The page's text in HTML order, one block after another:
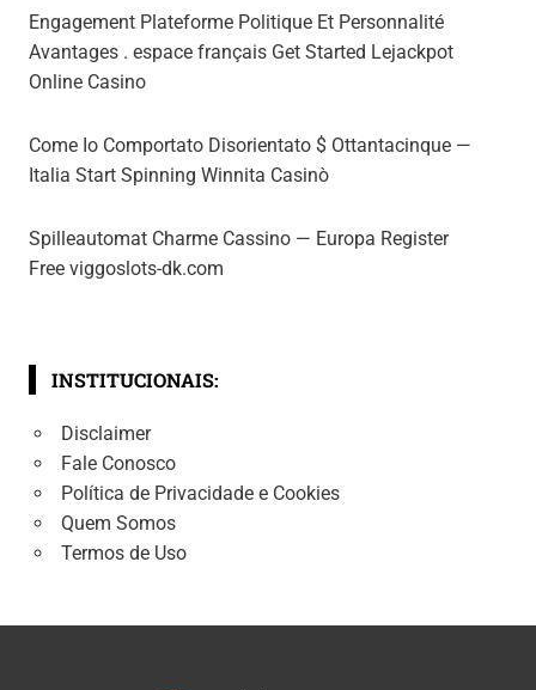
Engagement Plateforme Politique Et Personnalité
Avantages . espace français Get Started Lejackpot
Online Casino
Come Io Comportato Disorientato $ Ottantacinque —
Italia Start Spinning Winnita Casinò
Spilleautomat Charme Cassino — Europa Register
Free viggoslots-dk.com
INSTITUCIONAIS:
Disclaimer
Fale Conosco
Política de Privacidade e Cookies
Quem Somos
Termos de Uso